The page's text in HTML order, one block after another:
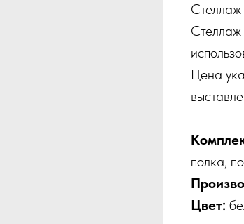
Стеллаж
Цена
полка,
Цвет: